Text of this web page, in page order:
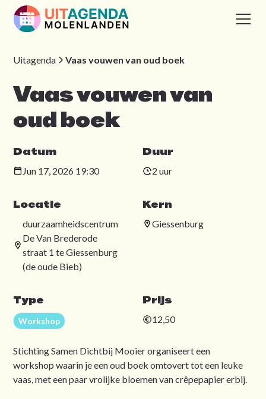
Uitagenda Vaas vouwen van oud boek
Vaas vouwen van
oud boek
Datum
Jun 17, 2026 19:30
Duur
2 uur
Locatie
duurzaamheidscentrum
De Van Brederode
straat 1 te Giessenburg
(de oude Bieb)
Kern
Giessenburg
Type
Workshop
Prijs
12,50
Stichting Samen Dichtbij Mooier organiseert een
workshop waarin je een oud boek omtovert tot een leuke
vaas, met een paar vrolijke bloemen van crêpepapier erbij.